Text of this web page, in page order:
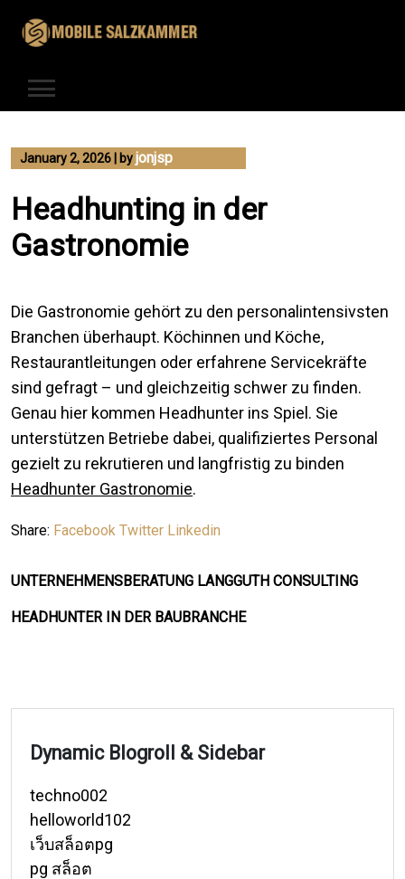
content
January 2, 2026 byjonjsp
Headhunting in der
Gastronomie
Die Gastronomie gehört zu den personalintensivsten
Branchen überhaupt. Köchinnen und Köche,
Restaurantleitungen oder erfahrene Servicekräfte
sind gefragt – und gleichzeitig schwer zu finden.
Genau hier kommen Headhunter ins Spiel. Sie
unterstützen Betriebe dabei, qualifiziertes Personal
gezielt zu rekrutieren und langfristig zu binden
Headhunter Gastronomie.
Share: Facebook Twitter Linkedin
UNTERNEHMENSBERATUNG LANGGUTH CONSULTING
HEADHUNTER IN DER BAUBRANCHE
Dynamic Blogroll & Sidebar
techno002
helloworld102
เว็บสล็อตpg
pg สล็อต